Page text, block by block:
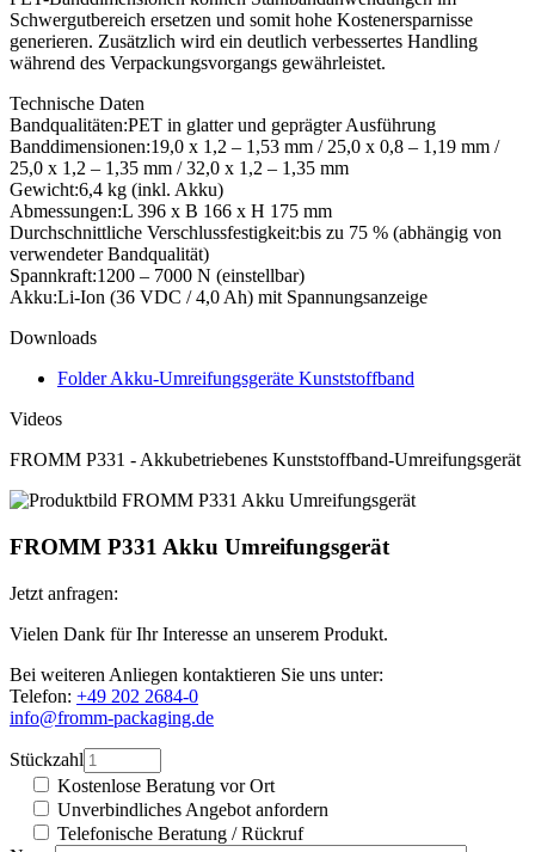
Schwergutbereich ersetzen und somit hohe Kostenersparnisse
generieren. Zusätzlich wird ein deutlich verbessertes Handling
während des Verpackungsvorgangs gewährleistet.
Technische Daten
Bandqualitäten:PET in glatter und geprägter Ausführung
Banddimensionen:19,0 x 1,2 – 1,53 mm / 25,0 x 0,8 – 1,19 mm /
25,0 x 1,2 – 1,35 mm / 32,0 x 1,2 – 1,35 mm
Gewicht:6,4 kg (inkl. Akku)
Abmessungen:L 396 x B 166 x H 175 mm
Durchschnittliche Verschlussfestigkeit:bis zu 75 % (abhängig von
verwendeter Bandqualität)
Spannkraft:1200 – 7000 N (einstellbar)
Akku:Li-Ion (36 VDC / 4,0 Ah) mit Spannungsanzeige
Downloads
Folder Akku-Umreifungsgeräte Kunststoffband
Videos
FROMM P331 - Akkubetriebenes Kunststoffband-Umreifungsgerät
FROMM P331 Akku Umreifungsgerät
Jetzt anfragen:
Vielen Dank für Ihr Interesse an unserem Produkt.
Bei weiteren Anliegen kontaktieren Sie uns unter:
Telefon: +49 202 2684-0
info@fromm-packaging.de
Stückzahl
Kostenlose Beratung vor Ort
Unverbindliches Angebot anfordern
Telefonische Beratung / Rückruf